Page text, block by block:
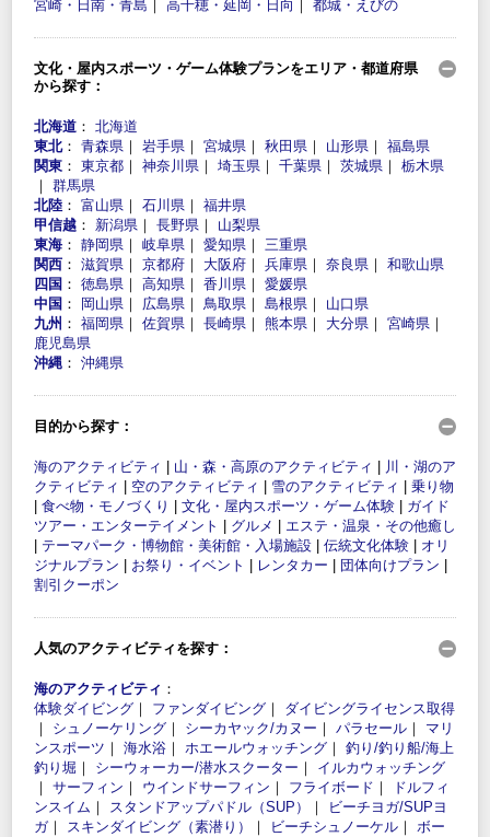
宮崎・日南・青島 高千穂・延岡・日向 都城・えびの
文化・屋内スポーツ・ゲーム体験プランをエリア・都道府県
から探す：
北海道 ： 北海道
東北： 青森県 ｜ 岩手県 ｜ 宮城県 ｜ 秋田県 ｜ 山形県 ｜ 福島県
関東 ： 東京都 ｜ 神奈川県 ｜ 埼玉県 ｜ 千葉県 ｜ 茨城県 ｜ 栃木県
｜ 群馬県
北陸 ： 富山県 ｜ 石川県 ｜ 福井県
甲信越 ： 新潟県 ｜ 長野県 ｜ 山梨県
東海 ： 静岡県 ｜ 岐阜県 ｜ 愛知県 ｜ 三重県
関西 ： 滋賀県 ｜ 京都府 ｜ 大阪府 ｜ 兵庫県 ｜ 奈良県 ｜ 和歌山県
四国 ： 徳島県 ｜ 高知県 ｜ 香川県 ｜ 愛媛県
中国 ： 岡山県 ｜ 広島県 ｜ 鳥取県 ｜ 島根県 ｜ 山口県
九州 ： 福岡県 ｜ 佐賀県 ｜ 長崎県 ｜ 熊本県 ｜ 大分県 ｜ 宮崎県 ｜
鹿児島県
沖縄 ： 沖縄県
目的から探す：
海のアクティビティ 山・森・高原のアクティビティ
川・湖のア
クティビティ
空のアクティビティ 雪のアクティビティ
乗り物
食べ物・モノづくり 文化・屋内スポーツ・ゲーム体験
ガイド
ツアー・エンターテイメント
グルメ
エステ・温泉・その他癒し
テーマパーク・博物館・美術館・入場施設 伝統文化体験
オリ
ジナルプラン
お祭り・イベント レンタカー 団体向けプラン
割引クーポン
人気のアクティビティを探す：
海のアクティビティ ：
体験ダイビング ｜ ファンダイビング ｜ ダイビングライセンス取得
｜ シュノーケリング ｜ シーカヤック/カヌー ｜ パラセール ｜ マリ
ンスポーツ ｜ 海水浴 ｜ ホエールウォッチング ｜ 釣り/釣り船/海上
釣り堀 ｜ シーウォーカー/潜水スクーター ｜ イルカウォッチング
｜ サーフィン ｜ ウインドサーフィン ｜ フライボード ｜
ドルフィ
ンスイム ｜ スタンドアップパドル（SUP） ｜
ビーチヨガ/SUPヨ
ガ｜ スキンダイビング（素潜り） ｜ ビーチシュノーケル ｜ ボー